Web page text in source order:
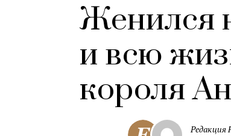
Женился
и всю
короля
Редакция